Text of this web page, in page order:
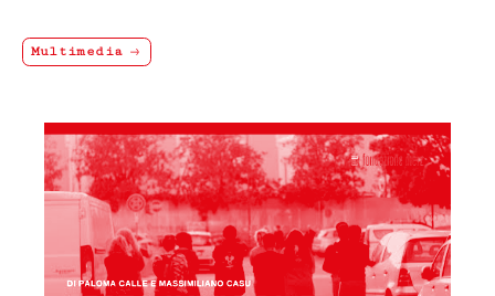
Multimedia